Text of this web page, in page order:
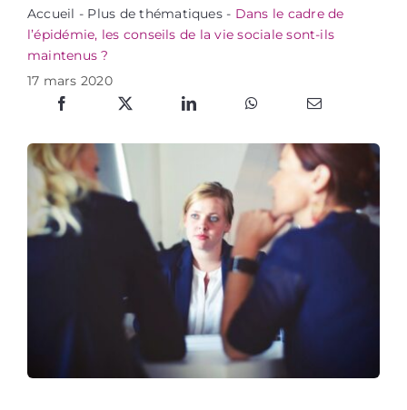
Accueil - Plus de thématiques- Dans le cadre de
l’épidémie, les conseils de la vie sociale sont-ils
maintenus ?
17 mars 2020